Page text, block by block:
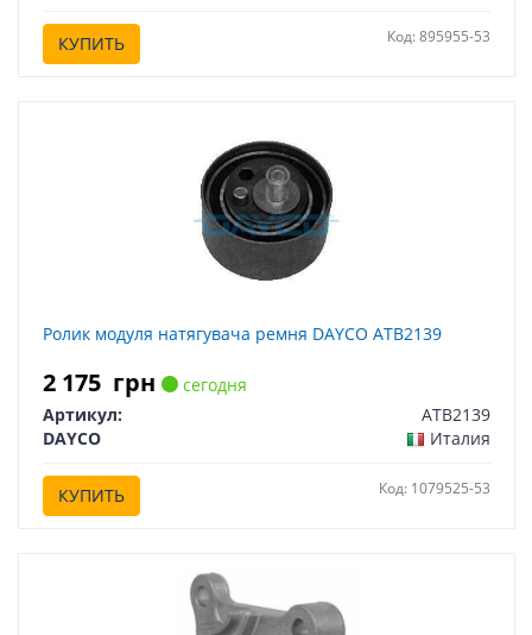
КУПИТЬ Код: 895955-53
Ролик модуля натягувача ремня DAYCO ATB2139
2 175 грн
сегодня
Артикул:
ATB2139
DAYCO
Италия
КУПИТЬ Код: 1079525-53